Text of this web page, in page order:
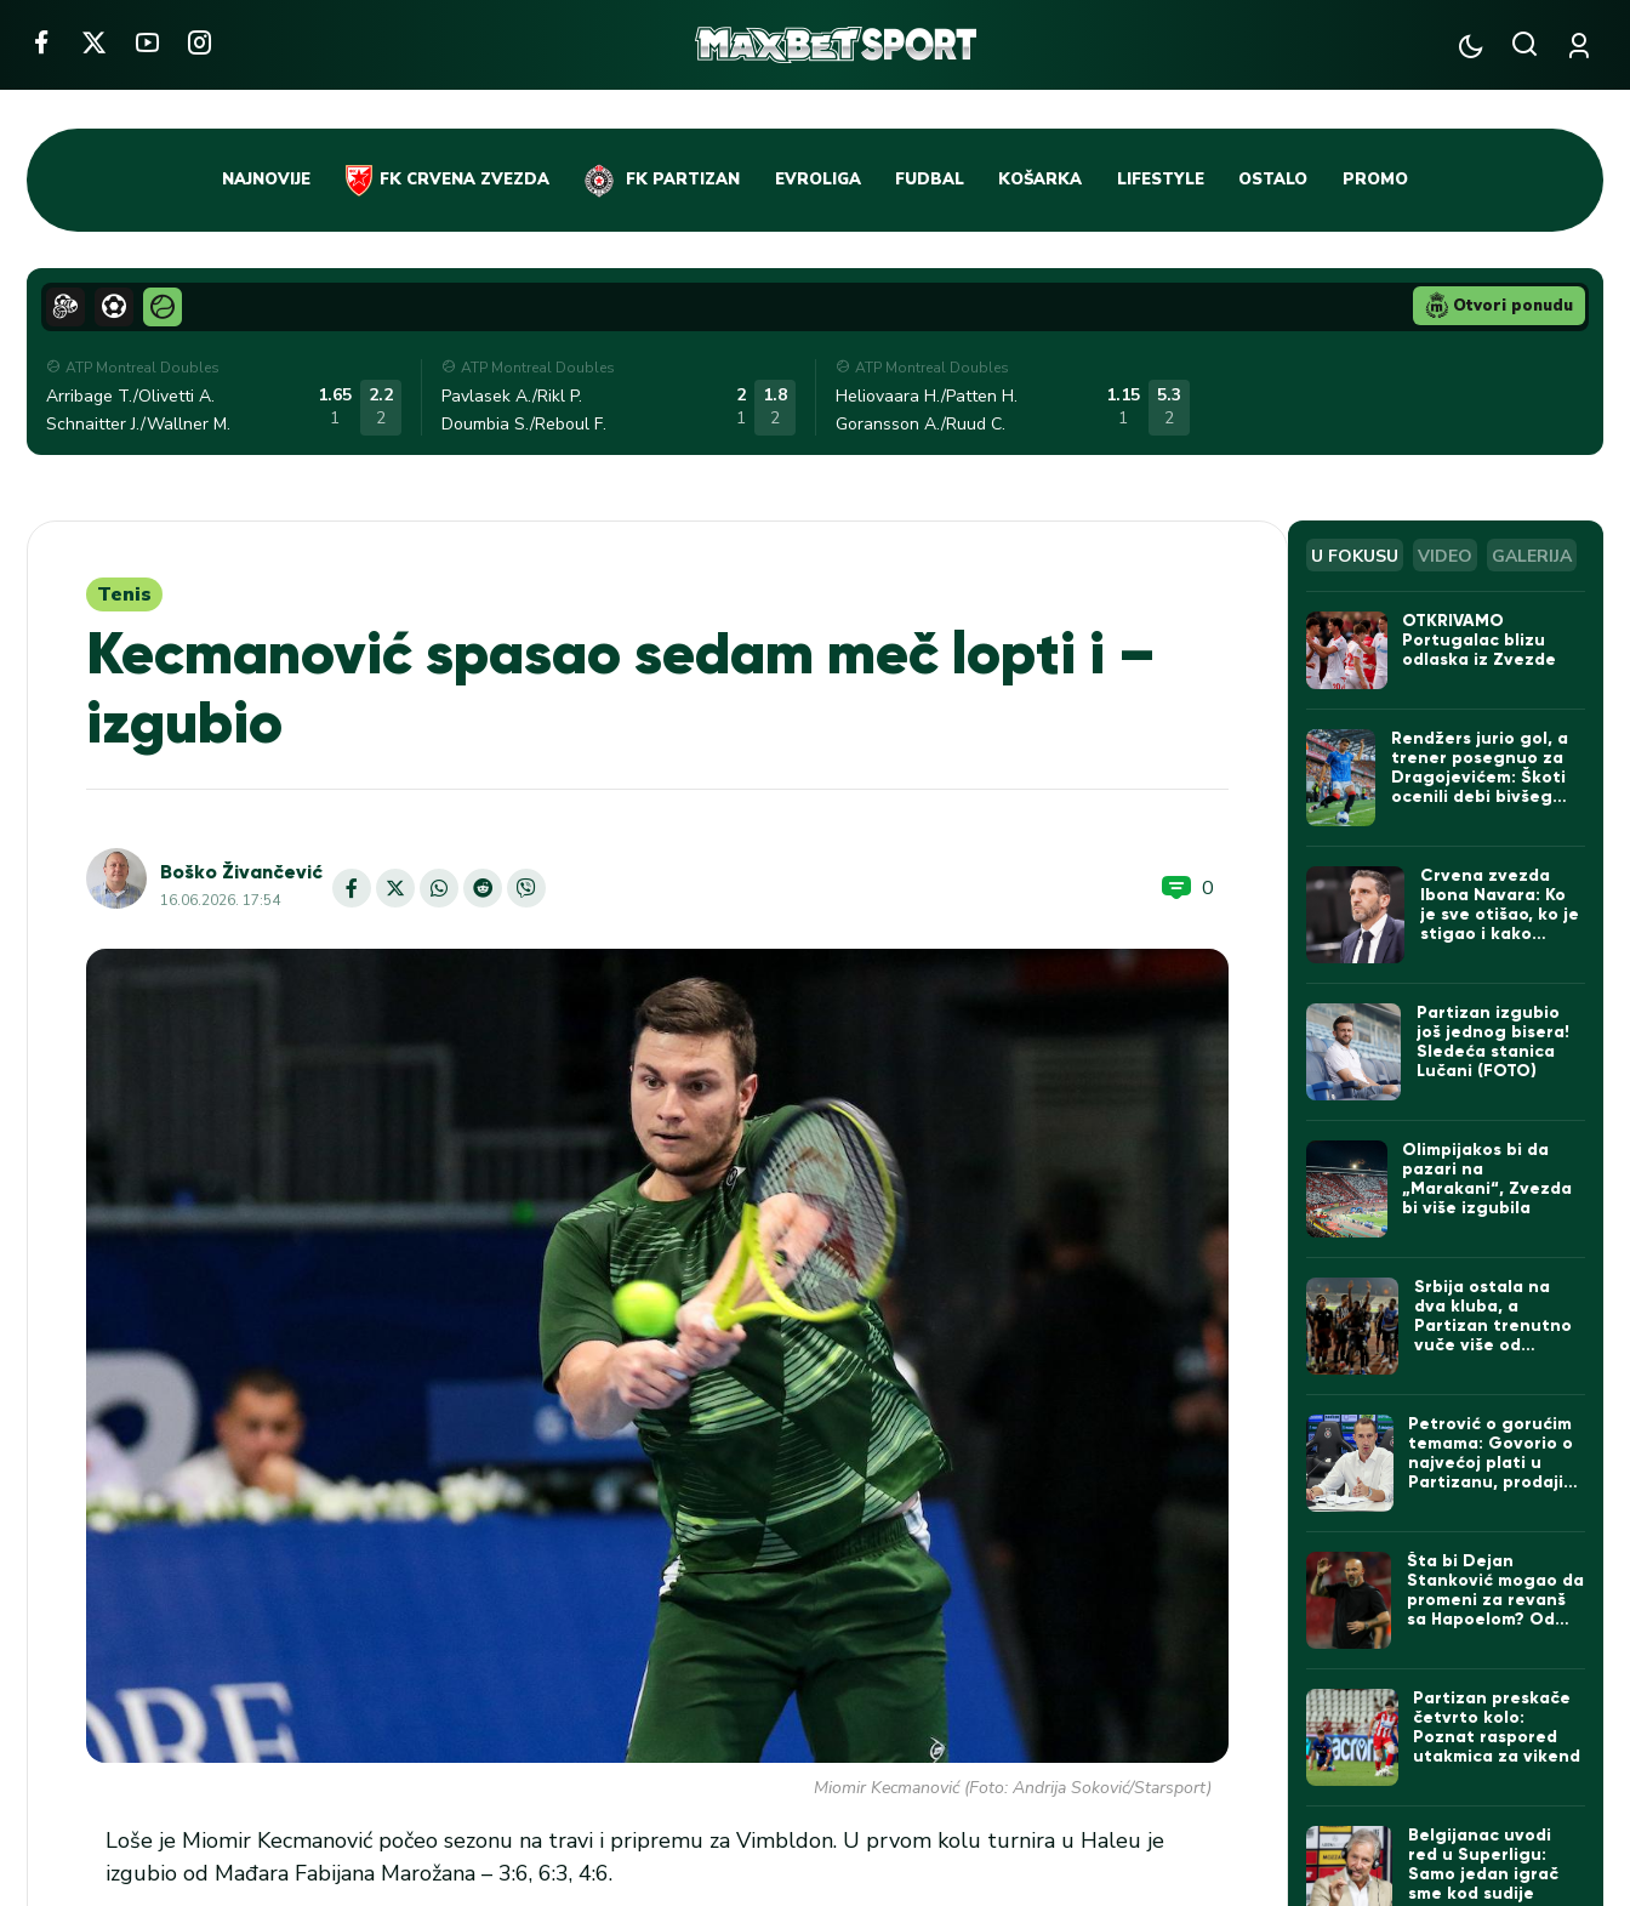
Skip
content
NAJNOVIJE FK CRVENA ZVEZDA FK PARTIZAN EVROLIGA FUDBAL
DOMAĆI FUDBAL
LIGE PETICE
OSTALE LIGE
KOŠARKA
EVROLIGA
ABA LIGA
REPREZENTATIVNA KOŠARKA
LIFESTYLE OSTALO
TENIS
TIFO SCENA
PROMO
ATP Montreal Doubles
Arribage T./Olivetti A.
Schnaitter J./Wallner M.
1.65
1
2.2
2
ATP Montreal Doubles
Pavlasek A./Rikl P.
Doumbia S./Reboul F.
2
1
1.8
2
ATP Montreal Doubles
Heliovaara H./Patten H.
Goransson A./Ruud C.
1.15
1
5.3
2
Otvori ponudu
Tenis
Kecmanović spasao sedam meč lopti i –
izgubio
Boško Živančević
16.06.2026. 17:54 0
Miomir Kecmanović (Foto: Andrija Soković/Starsport)
Loše je Miomir Kecmanović počeo sezonu na travi i pripremu za Vimbldon. U prvom kolu turnira u Haleu je
izgubio od Mađara Fabijana Marožana – 3:6, 6:3, 4:6.
U FOKUSU VIDEO GALERIJA
OTKRIVAMO
Portugalac blizu
odlaska iz Zvezde
Rendžers jurio gol, a
trener posegnuo za
Dragojevićem: Škoti
ocenili debi bivšeg
Crvena zvezda
Ibona Navara: Ko
je sve otišao, ko je
stigao i kako
Partizan izgubio
još jednog bisera!
Sledeća stanica
Lučani (FOTO)
Olimpijakos bi da
pazari na
„Marakani“, Zvezda
bi više izgubila
Srbija ostala na
dva kluba, a
Partizan trenutno
vuče više od
Petrović o gorućim
temama: Govorio o
najvećoj plati u
Partizanu, prodaji
Šta bi Dejan
Stanković mogao da
promeni za revanš
sa Hapoelom? Od
Partizan preskače
četvrto kolo:
Poznat raspored
utakmica za vikend
Belgijanac uvodi
red u Superligu:
Samo jedan igrač
sme kod sudije